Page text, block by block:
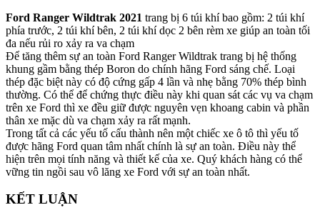
Ford Ranger Wildtrak 2021 trang bị 6 túi khí bao gồm: 2 túi khí
phía trước, 2 túi khí bên, 2 túi khí dọc 2 bên rèm xe giúp an toàn tối
đa nếu rủi ro xảy ra va chạm
Để tăng thêm sự an toàn Ford Ranger Wildtrak trang bị hệ thống
khung gầm bằng thép Boron do chính hãng Ford sáng chế. Loại
thép đặc biệt này có độ cứng gấp 4 lần và nhẹ bằng 70% thép bình
thường. Có thể để chứng thực điều này khi quan sát các vụ va chạm
trên xe Ford thì xe đều giữ được nguyên vẹn khoang cabin và phần
thân xe mặc dù va chạm xảy ra rất mạnh.
Trong tất cả các yếu tố cấu thành nên một chiếc xe ô tô thì yếu tố
được hãng Ford quan tâm nhất chính là sự an toàn. Điều này thể
hiện trên mọi tính năng và thiết kế của xe. Quý khách hàng có thể
vững tin ngồi sau vô lăng xe Ford với sự an toàn nhất.
KẾT LUẬN